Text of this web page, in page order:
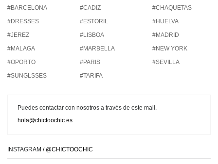
#BARCELONA #CADIZ
#CHAQUETAS
#DRESSES
#ESTORIL
#HUELVA
#JEREZ
#LISBOA
#MADRID
#MALAGA
#MARBELLA
#NEW YORK
#OPORTO
#PARIS
#SEVILLA
#SUNGLSSES
#TARIFA
Puedes contactar con nosotros a través de este mail.
hola@chictoochic.es
INSTAGRAM / @CHICTOOCHIC